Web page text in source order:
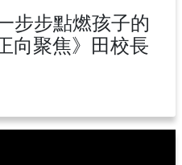
步步點燃孩子的
向聚焦》田校長